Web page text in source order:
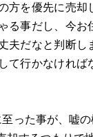
方を優先に売
る事だし、今
夫だなと判断
て行かなけれ
った事が、嘘